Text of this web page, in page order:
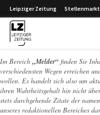
Leipziger Zeitung Stellenmarkt
Im Bereich „Melder“ finden Sie
verschiedensten Wegen erreichen
wollen. Es handelt sich also um
ihren Wahrheitsgehalt hin nicht
stets durchgehende Zitate der
unseres redaktionellen Bereiches